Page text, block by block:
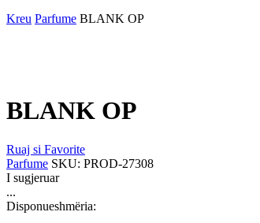
Kreu Parfume BLANK OP
BLANK OP
Ruaj si Favorite
Parfume SKU: PROD-27308
I sugjeruar
...
Disponueshmëria: